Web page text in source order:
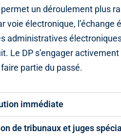
un déroulement plus
voie électronique,
administratives
Le DP s’engager
partie du passé.
immédiate
de tribunaux et juges